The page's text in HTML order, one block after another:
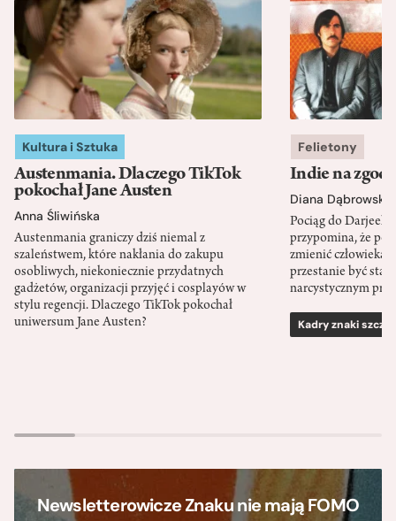
Kultura i Sztuka
Austenmania. Dlaczego TikTok
pokochał Jane Austen
Anna Śliwińska
Austenmania graniczy dziś niemal z
szaleństwem, które nakłania do zakupu
osobliwych, niekoniecznie przydatnych
gadżetów, organizacji przyjęć i cosplayów w
stylu regencji. Dlaczego TikTok pokochał
uniwersum Jane Austen?
Felietony
Indie na
Diana Dąbrowska
Pociąg do
przypomina, że
zmienić człowieka
przestanie być
narcystycznym
Kadry znaki
Newsletterowicze Znaku nie mają FOMO